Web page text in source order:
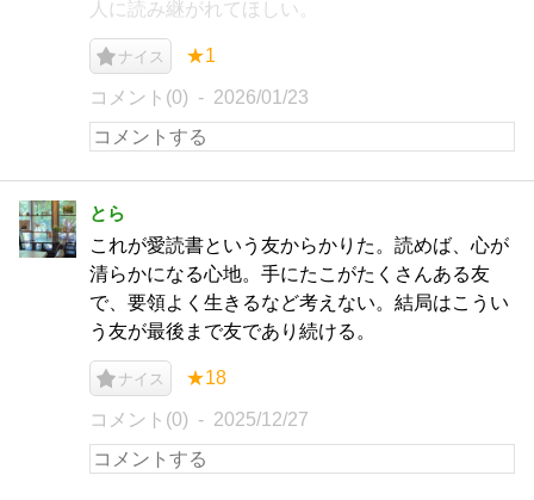
人に読み継がれてほしい。
ナイス ★1
コメント(0) 2026/01/23
とら
これが愛読書という友からかりた。読めば、心が
清らかになる心地。手にたこがたくさんある友
で、要領よく生きるなど考えない。結局はこうい
う友が最後まで友であり続ける。
ナイス ★18
コメント(0) 2025/12/27